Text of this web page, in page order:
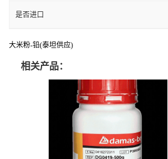
是否进口
大米粉-铅(泰坦供应)
相关产品：